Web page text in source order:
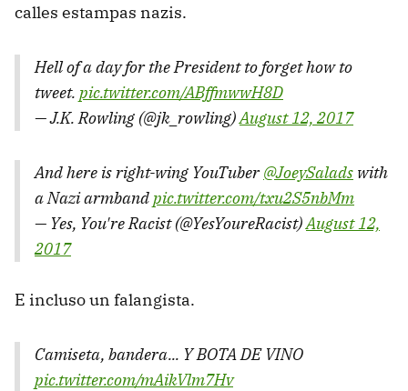
calles estampas nazis.
Hell of a day for the President to forget how to
tweet. pic.twitter.com/ABffmwwH8D
— J.K. Rowling (@jk_rowling)August 12, 2017
And here is right-wing YouTuber@JoeySalads with
a Nazi armbandpic.twitter.com/txu2S5nbMm
— Yes, You're Racist (@YesYoureRacist)August 12,
2017
E incluso un falangista.
Camiseta, bandera... Y BOTA DE VINO
pic.twitter.com/mAikVlm7Hv